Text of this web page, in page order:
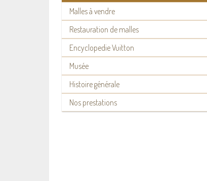
Malles à vendre
Restauration de malles
Encyclopedie Vuitton
Musée
Histoire générale
Nos prestations